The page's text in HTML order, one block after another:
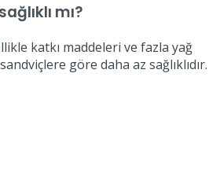
mı?
katkı maddeleri ve fazla yağ
göre daha az sağlıklıdır.